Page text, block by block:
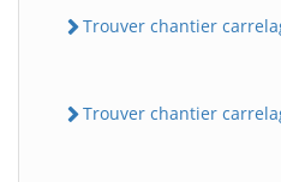
Trouver chantier
Trouver chantier